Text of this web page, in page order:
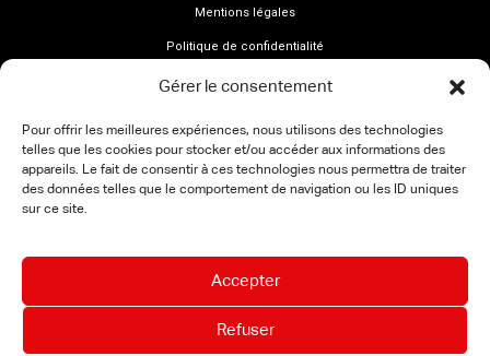
Gérer le consentement
Pour offrir les meilleures expériences, nous utilisons des technologies
telles que les cookies pour stocker et/ou accéder aux informations des
appareils. Le fait de consentir à ces technologies nous permettra de traiter
des données telles que le comportement de navigation ou les ID uniques
sur ce site.
Accepter
Refuser
Mentions légales
Politique de confidentialité